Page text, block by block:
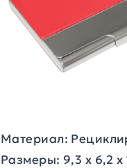
Материал:
Размеры: 9,3 х 6,2 х